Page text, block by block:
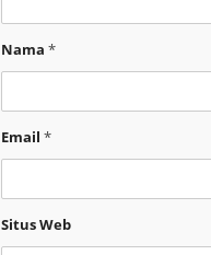
Nama *
Email *
Situs Web